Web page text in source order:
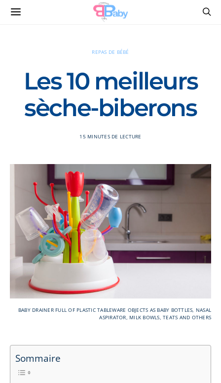
REPAS DE BÉBÉ
Les 10 meilleurs
sèche-biberons
15 MINUTES DE LECTURE
BABY DRAINER FULL OF PLASTIC TABLEWARE OBJECTS AS BABY BOTTLES, NASAL
ASPIRATOR, MILK BOWLS, TEATS AND OTHERS
Sommaire